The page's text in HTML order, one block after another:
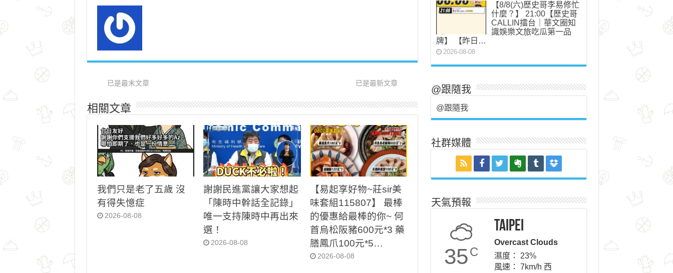
已是最末文章 已是最新文章
相關文章
我們只是老了五歲 沒
有得失憶症
2026-08-08
謝謝民進黨讓大家想起
「陳時中幹話全記錄」
唯一支持陳時中再出來
選！
2026-08-08
【易起享好物~莊sir美
味套組115807】 最棒
的優惠給最棒的你~ 何
首烏松阪豬600元*3 藥
膳鳳爪100元*5…
2026-08-08
【8/8(六)歷史哥李易修忙
什麼？】 21:00【歷史哥
CALLIN擂台｜華文圈知
識娛樂文旅吃瓜第一品
牌】 【昨日…
2026-08-08
@跟隨我
@跟隨我
社群媒體
天氣預報
35C
Taipei
Overcast Clouds
濕度： 23%
風速： 7km/h 西